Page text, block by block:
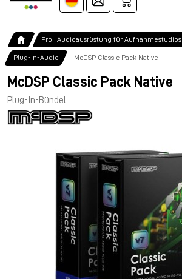
Pro -Audioausrüstung für Aufnahmestudios
Plug-In-Audio McDSP Classic Pack Native
McDSP Classic Pack Native
Plug-In-Bündel